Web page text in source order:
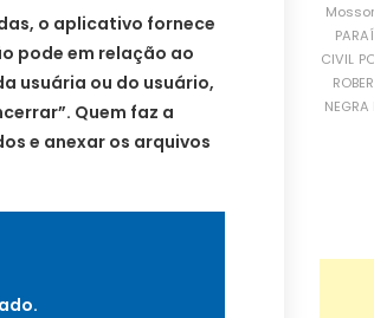
o aplicativo fornece
pode em relação ao
usuária ou do usuário,
Quem faz a
e anexar os arquivos
CIVIL
NEGRA